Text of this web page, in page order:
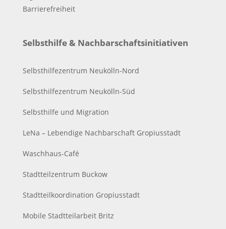
Barrierefreiheit
Selbsthilfe & Nachbarschaftsinitiativen
Selbsthilfezentrum Neukölln-Nord
Selbsthilfezentrum Neukölln-Süd
Selbsthilfe und Migration
LeNa – Lebendige Nachbarschaft Gropiusstadt
Waschhaus-Café
Stadtteilzentrum Buckow
Stadtteilkoordination Gropiusstadt
Mobile Stadtteilarbeit Britz